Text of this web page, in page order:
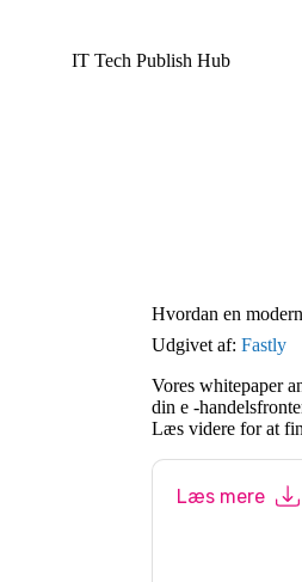
IT Tech Publish Hub
Hvordan en
Udgivet af: Fastly
Vores whitepaper
din e -
Læs videre for at
Læs mere